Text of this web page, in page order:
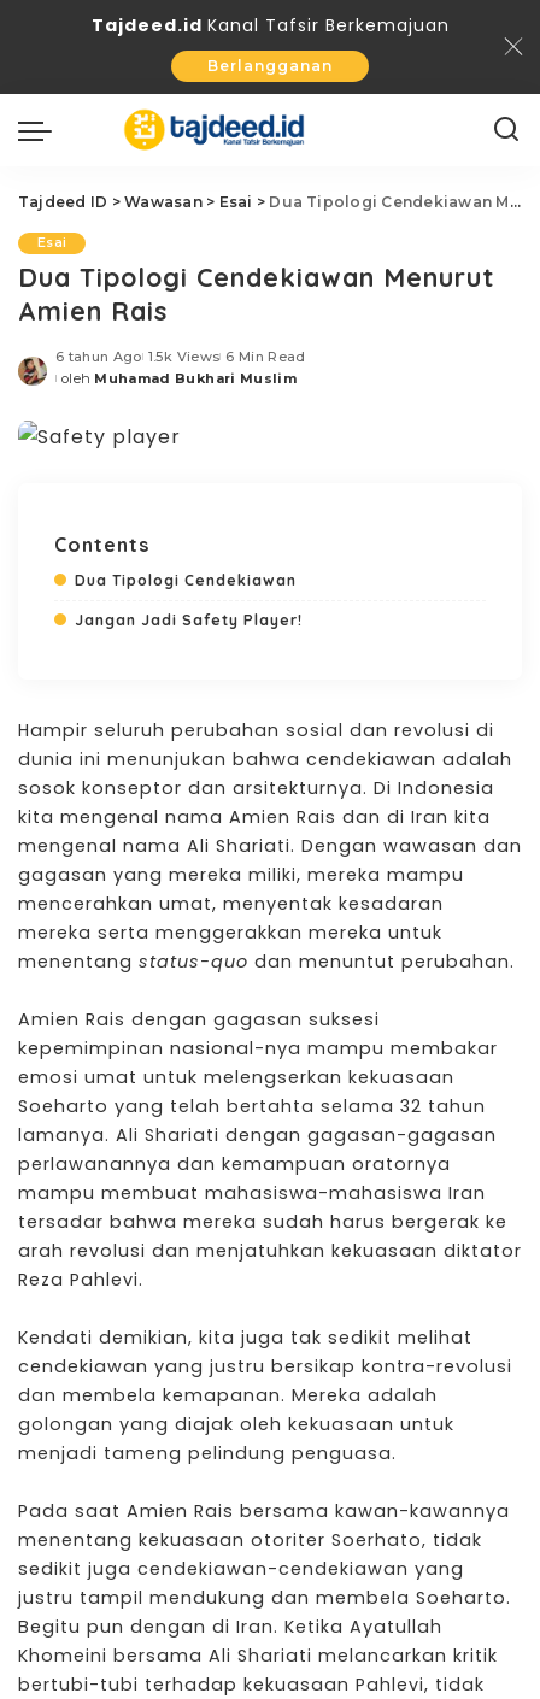
Tajdeed.id Kanal Tafsir Berkemajuan
Berlangganan
Tajdeed ID >Wawasan> Esai > Dua Tipologi Cendekiawan Menurut Amien Rais
Esai
Dua Tipologi Cendekiawan Menurut
Amien Rais
6 tahun Ago 1.5k Views 6 Min Read
Posted
oleh Muhamad Bukhari Muslim
Contents
Dua Tipologi Cendekiawan
Jangan Jadi Safety Player!
Hampir seluruh perubahan sosial dan revolusi di
dunia ini menunjukan bahwa cendekiawan adalah
sosok konseptor dan arsitekturnya. Di Indonesia
kita mengenal nama Amien Rais dan di Iran kita
mengenal nama Ali Shariati. Dengan wawasan dan
gagasan yang mereka miliki, mereka mampu
mencerahkan umat, menyentak kesadaran
mereka serta menggerakkan mereka untuk
menentang status-quo dan menuntut perubahan.
Amien Rais dengan gagasan suksesi
kepemimpinan nasional-nya mampu membakar
emosi umat untuk melengserkan kekuasaan
Soeharto yang telah bertahta selama 32 tahun
lamanya. Ali Shariati dengan gagasan-gagasan
perlawanannya dan kemampuan oratornya
mampu membuat mahasiswa-mahasiswa Iran
tersadar bahwa mereka sudah harus bergerak ke
arah revolusi dan menjatuhkan kekuasaan diktator
Reza Pahlevi.
Kendati demikian, kita juga tak sedikit melihat
cendekiawan yang justru bersikap kontra-revolusi
dan membela kemapanan. Mereka adalah
golongan yang diajak oleh kekuasaan untuk
menjadi tameng pelindung penguasa.
Pada saat Amien Rais bersama kawan-kawannya
menentang kekuasaan otoriter Soerhato, tidak
sedikit juga cendekiawan-cendekiawan yang
justru tampil mendukung dan membela Soeharto.
Begitu pun dengan di Iran. Ketika Ayatullah
Khomeini bersama Ali Shariati melancarkan kritik
bertubi-tubi terhadap kekuasaan Pahlevi, tidak